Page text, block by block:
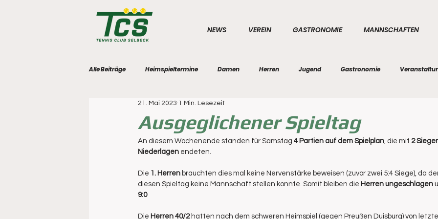
NEWS VEREIN GASTRONOMIE MANNSCHAFTEN
Alle Beiträge Heimspieltermine Damen Herren Jugend Gastronomie
Ausgeglichener Spieltag
21. Mai 2023 1 Min. Lesezeit
An diesem Wochenende standen für Samstag 4 Partien auf dem Spielplan, die mit 2
Niederlagen endeten.
Die 1. Herren brauchten dies mal keine Nervenstärke beweisen (zuvor zwei 5:4 Siege), da
diesen Spieltag keine Mannschaft stellen konnte. Somit bleiben die Herren ungeschlagen
9:0
Die Herren 40/2 hatten nach dem schweren Heimspiel (gegen Preußen Duisburg) von